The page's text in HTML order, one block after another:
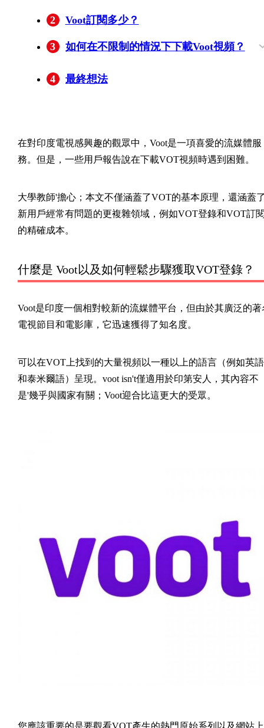
2 Voot訂閱多少？
3 如何在不限制的情況下下載Voot視頻？
4 最終想法
在對印度電視感興趣的觀眾中，Voot是一項喜愛的流媒體服
務。但是，一些用戶報告說在下載VOT視頻時遇到困難。
大學教師'擔心；本文不僅涵蓋了VOT的基本原理，還涵蓋
新用戶經常有問題的更複雜領域，例如VOT登錄和VOT訂
的精確成本。
什麼是 Voot以及如何輕鬆步驟獲取VOT登錄？
Voot是印度一個相對較新的流媒體平台，但由於其廣泛的著
電視節目和電影庫，它迅速獲得了知名度。
可以在VOT上找到的大量視頻以一種以上的語言（例如英語
和泰米爾語）呈現。voot isn't僅適用於印第安人，其內容不
是'幾乎與國家有關；Voot迎合比這更大的受眾。
您應該重要的是要觀看VOT產生的熱門原始系列以及網站上